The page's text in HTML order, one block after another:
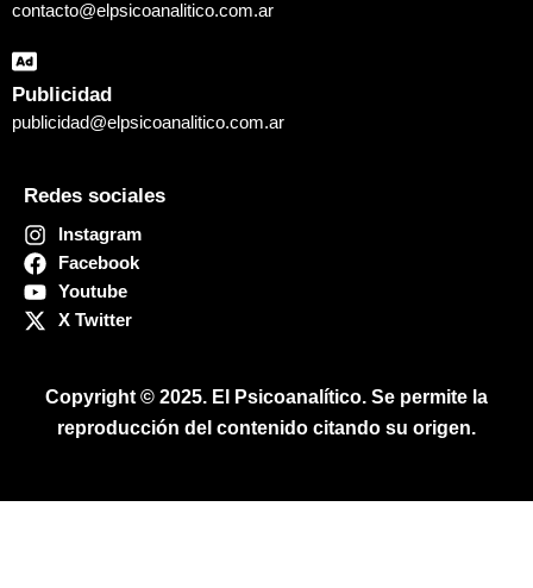
contacto@elpsicoanalitico.com.ar
Publicidad
publicidad@elpsicoanalitico.com.ar
Redes sociales
Instagram
Facebook
Youtube
X Twitter
Copyright © 2025. El Psicoanalítico. Se permite la
reproducción del contenido citando su origen.